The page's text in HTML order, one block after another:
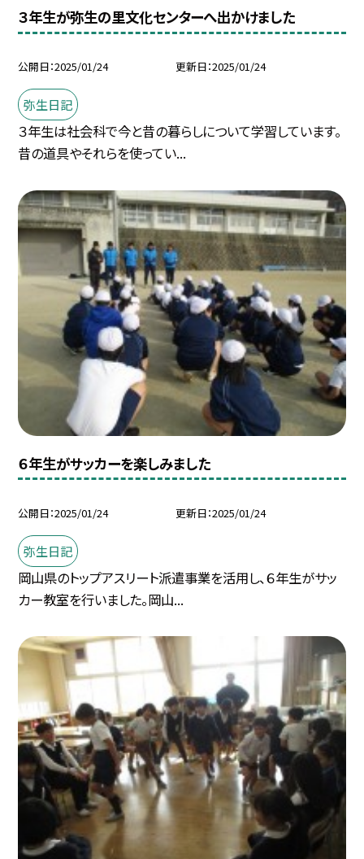
３年生が弥生の里文化センターへ出かけました
公開日 2025/01/24 更新日 2025/01/24
弥生日記
３年生は社会科で今と昔の暮らしについて学習しています。
昔の道具やそれらを使ってい...
６年生がサッカーを楽しみました
公開日 2025/01/24 更新日 2025/01/24
弥生日記
岡山県のトップアスリート派遣事業を活用し、６年生がサッ
カー教室を行いました。岡山...